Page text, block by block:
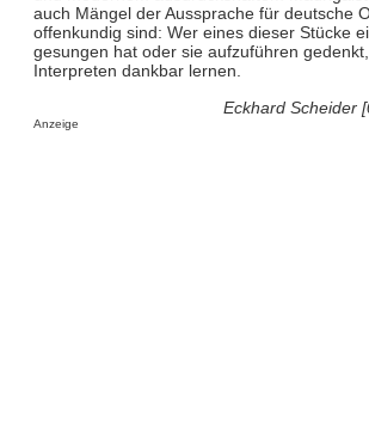
auch Mängel der Aussprache für deutsche
offenkundig sind: Wer eines dieser Stücke
gesungen hat oder sie aufzuführen
Interpreten dankbar lernen.
Eckhard Scheider
Anzeige